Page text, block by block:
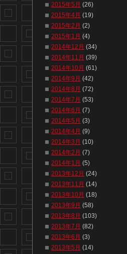
2015年5月 (26)
2015年4月 (19)
2015年2月 (2)
2015年1月 (4)
2014年12月 (34)
2014年11月 (39)
2014年10月 (61)
2014年9月 (42)
2014年8月 (72)
2014年7月 (53)
2014年6月 (7)
2014年5月 (3)
2014年4月 (9)
2014年3月 (10)
2014年2月 (7)
2014年1月 (5)
2013年12月 (24)
2013年11月 (14)
2013年10月 (18)
2013年9月 (58)
2013年8月 (103)
2013年7月 (82)
2013年6月 (3)
2013年5月 (14)